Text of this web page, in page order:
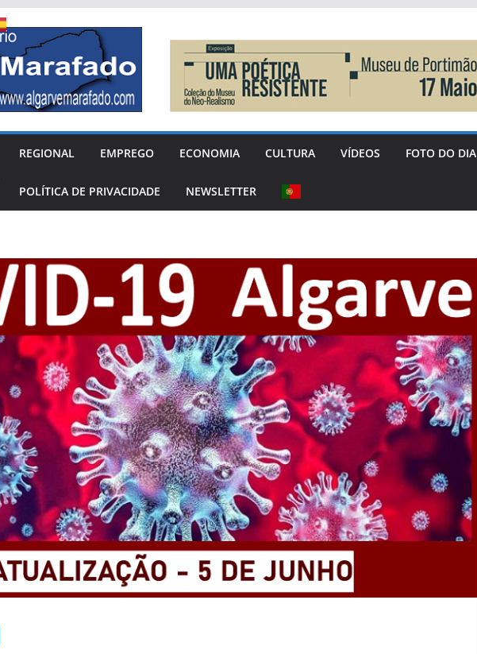
REGIONAL EMPREGO ECONOMIA CULTURA VÍDEOS FOTO DO DIA
POLÍTICA DE PRIVACIDADE NEWSLETTER